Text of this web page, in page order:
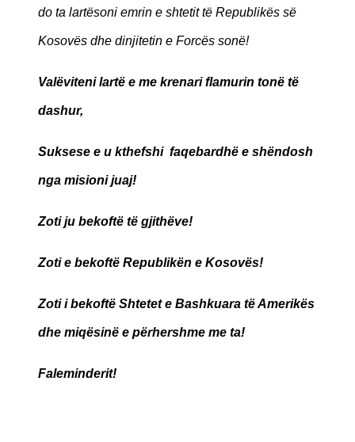
do ta lartësoni emrin e shtetit të Republikës së
Kosovës dhe dinjitetin e Forcës sonë!
Valëviteni lartë e me krenari flamurin tonë të
dashur,
Suksese e u kthefshi faqebardhë e shëndosh
nga misioni juaj!
Zoti ju bekoftë të gjithëve!
Zoti e bekoftë Republikën e Kosovës!
Zoti i bekoftë Shtetet e Bashkuara të Amerikës
dhe miqësinë e përhershme me ta!
Faleminderit!